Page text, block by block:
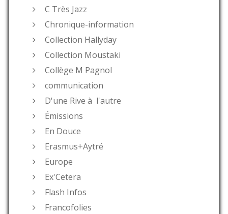
C Très Jazz
Chronique-information
Collection Hallyday
Collection Moustaki
Collège M Pagnol
communication
D'une Rive à l'autre
Émissions
En Douce
Erasmus+Aytré
Europe
Ex'Cetera
Flash Infos
Francofolies